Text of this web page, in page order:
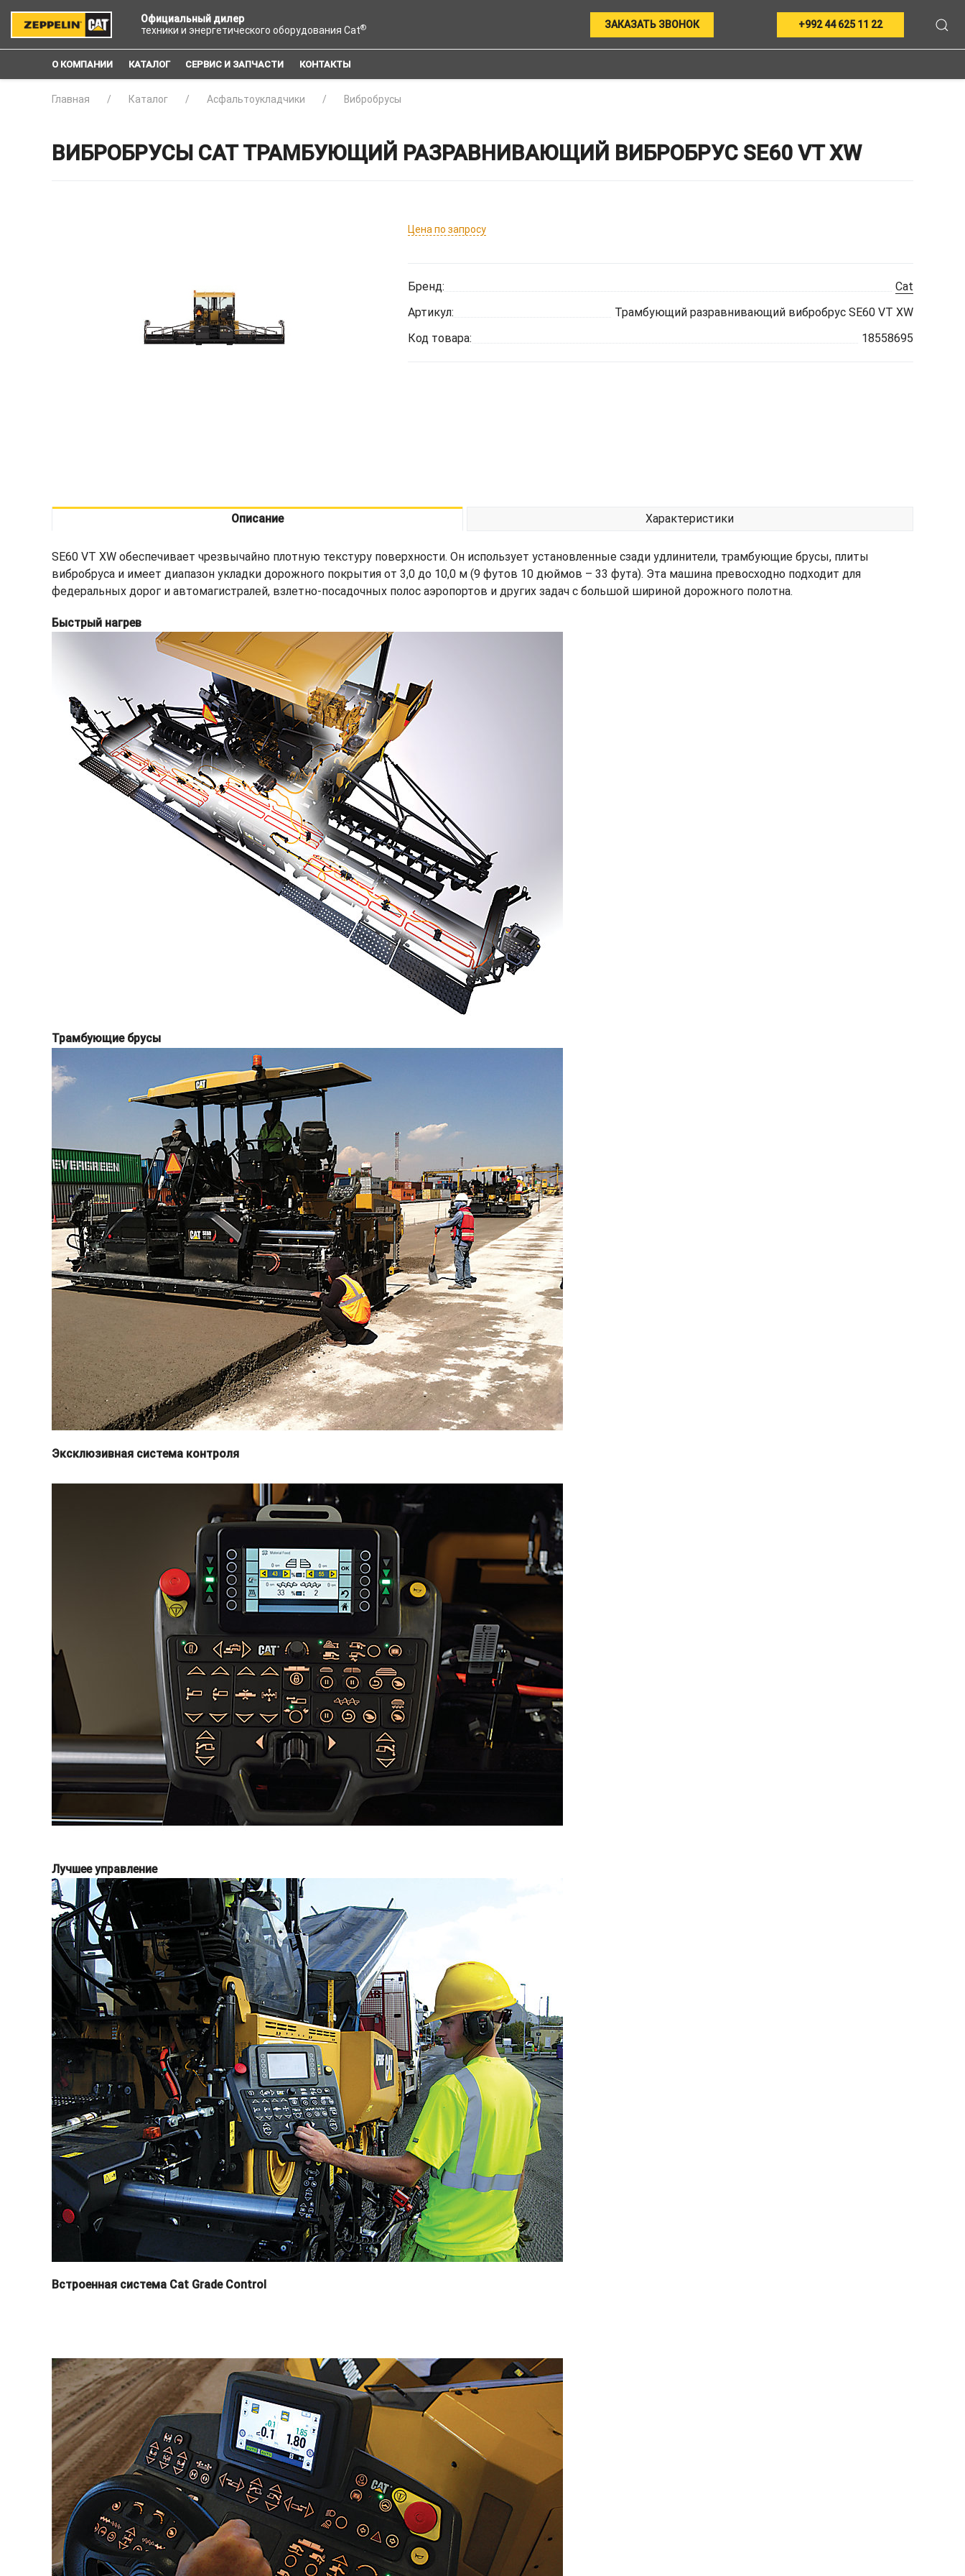
Официальный дилер
техники и энергетического оборудования Cat® ЗАКАЗАТЬ ЗВОНОК +992 44 625 11 22
О КОМПАНИИ КАТАЛОГ СЕРВИС И ЗАПЧАСТИ КОНТАКТЫ
Главная Каталог Асфальтоукладчики Вибробрусы
ВИБРОБРУСЫ CAT ТРАМБУЮЩИЙ РАЗРАВНИВАЮЩИЙ ВИБРОБРУС SE60 VT XW
Цена по запросу
Бренд:
Cat
Артикул:
Трамбующий разравнивающий вибробрус SE60 VT XW
Код товара:
18558695
Описание Характеристики
SE60 VT XW обеспечивает чрезвычайно плотную текстуру поверхности. Он использует установленные сзади удлинители, трамбующие брусы, плиты
вибробруса и имеет диапазон укладки дорожного покрытия от 3,0 до 10,0 м (9 футов 10 дюймов – 33 фута). Эта машина превосходно подходит для
федеральных дорог и автомагистралей, взлетно-посадочных полос аэропортов и других задач с большой шириной дорожного полотна.
Быстрый нагрев
Трамбующие брусы
Эксклюзивная система контроля
Лучшее управление
Встроенная система Cat Grade Control